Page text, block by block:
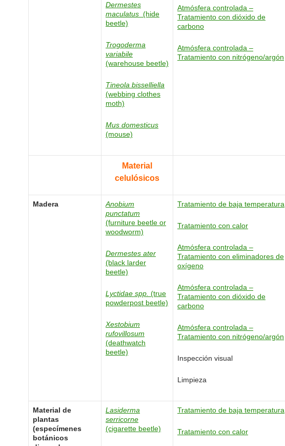
Dermestes
maculatus (hide
beetle)
Trogoderma
variabile
(warehouse beetle)
Tineola bisselliella
(webbing clothes
moth)
Mus domesticus
(mouse)
Atmósfera controlada –
Tratamiento con dióxido de
carbono
Atmósfera controlada –
Tratamiento con nitrógeno/argón
Material
celulósicos
Madera
Anobium
punctatum
(furniture beetle or
woodworm)
Dermestes ater
(black larder
beetle)
Lyctidae spp. (true
powderpost beetle)
Xestobium
rufovillosum
(deathwatch
beetle)
Tratamiento de baja temperatura
Tratamiento con calor
Atmósfera controlada –
Tratamiento con eliminadores de
oxígeno
Atmósfera controlada –
Tratamiento con dióxido de
carbono
Atmósfera controlada –
Tratamiento con nitrógeno/argón
Inspección visual
Limpieza
Material de
plantas
(especímenes
botánicos
Lasiderma
serricorne
(cigarette beetle)
Tratamiento de baja temperatura
Tratamiento con calor